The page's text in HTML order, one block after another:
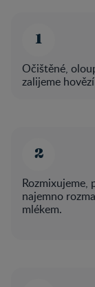
Očištěné,
zalijeme
Rozmixujeme,
najemno
mlékem.